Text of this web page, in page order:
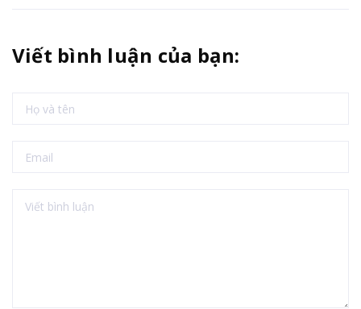
Viết bình luận của bạn: